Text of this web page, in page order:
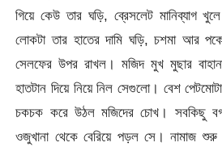
গিয়ে কেউ তার ঘড়ি, ব্রেসলেট মানিব্যাগ
লোকটা তার হাতের দামি ঘড়ি, চশমা আর
সেলফের উপর রাখল। মজিদ মুখ মুছার
হাতটান দিয়ে নিয়ে নিল সেগুলো। বেশ
চকচক করে উঠল মজিদের চোখ। সবকিছু
ওজুখানা থেকে বেরিয়ে পড়ল সে। নামাজ শুরু